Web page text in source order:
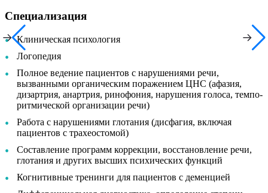
Специализация
Клиническая психология
Логопедия
Полное ведение пациентов с нарушениями речи,
вызванными органическим поражением ЦНС (афазия,
дизартрия, анартрия, ринофония, нарушения голоса, темпо-
ритмической организации речи)
Работа с нарушениями глотания (дисфагия, включая
пациентов с трахеостомой)
Составление программ коррекции, восстановление речи,
глотания и других высших психических функций
Когнитивные тренинги для пациентов с деменцией